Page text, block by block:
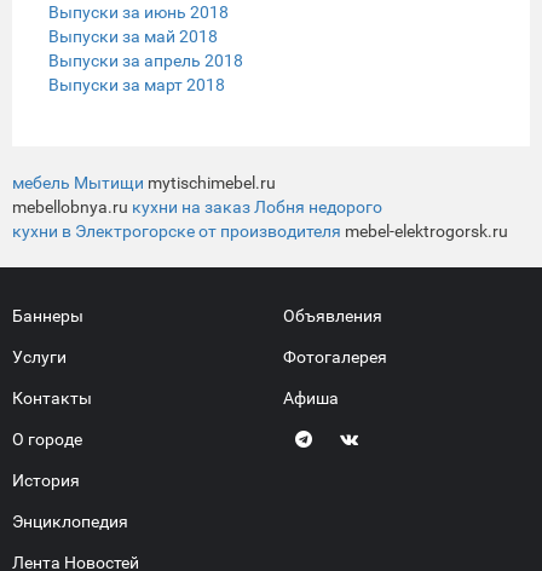
Выпуски за июнь 2018
Выпуски за май 2018
Выпуски за апрель 2018
Выпуски за март 2018
мебель Мытищи mytischimebel.ru
mebellobnya.ru кухни на заказ Лобня недорого
кухни в Электрогорске от производителя mebel-elektrogorsk.ru
Баннеры
Услуги
Контакты
О городе
История
Энциклопедия
Лента Новостей
Объявления
Фотогалерея
Афиша